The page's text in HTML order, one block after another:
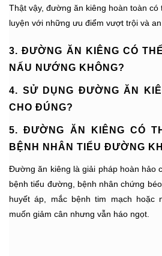
Thật vậy, đường ăn kiêng hoàn toàn
luyện với những ưu điểm vượt trội và
3. ĐƯỜNG ĂN KIÊNG CÓ
NẤU NƯỚNG KHÔNG?
4. SỬ DỤNG ĐƯỜNG ĂN
CHO ĐÚNG?
5. ĐƯỜNG ĂN KIÊNG CÓ
BỆNH NHÂN TIỂU ĐƯỜNG
Đường ăn kiêng là giải pháp hoàn hảo
bệnh tiểu đường, bệnh nhân chứng
huyết áp, mắc bệnh tim mạch hoặc
muốn giảm cân nhưng vẫn háo ngọt.